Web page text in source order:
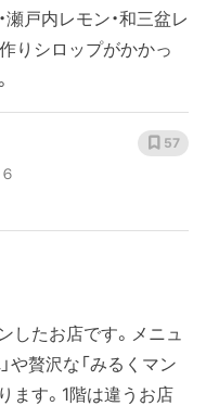
瀬戸内レモン・和三盆レ
りシロップがかかっ
57
したお店です。メニュ
や贅沢な「みるくマン
ます。1階は違うお店